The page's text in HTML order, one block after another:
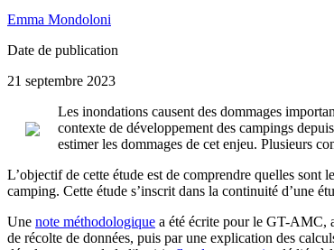
Emma Mondoloni
Date de publication
21 septembre 2023
Les inondations causent des dommages
contexte de développement des campings
estimer les dommages de cet enjeu. Plusieurs
L’objectif de cette étude est de comprendre quelles sont
camping. Cette étude s’inscrit dans la continuité d’une
Une note méthodologique a été écrite pour le GT-AMC,
de récolte de données, puis par une explication des